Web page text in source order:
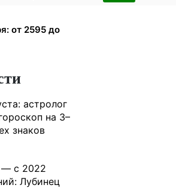
от 2595 до
астролог
на 3–
знаков
— с 2022
Лубинец